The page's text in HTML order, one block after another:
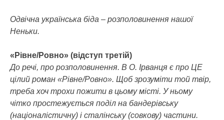
Одвічна українська біда – розполовинення нашої
Неньки.
«Рівне/Ровно» (відступ третій)
До речі, про розполовинення. В О. Ірванця є про ЦЕ
цілий роман «Рівне/Ровно». Щоб зрозуміти той твір,
треба хоч трохи пожити в цьому місті. У ньому
чітко простежується поділ на бандерівську
(націоналістичну) і сталінську (совкову) частини.